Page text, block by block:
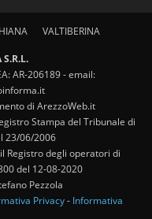
VALTIBERINA
AR-206189 - email:
di ArezzoWeb.it
Stampa del Tribunale di
23/06/2006
Registro degli operatori di
del 12-08-2020
Pezzola
Privacy- Informativa